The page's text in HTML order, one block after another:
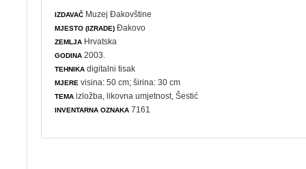
IZDAVAČ Muzej Đakovštine
MJESTO (IZRADE) Đakovo
ZEMLJA Hrvatska
GODINA 2003.
TEHNIKA digitalni tisak
MJERE visina: 50 cm; širina: 30 cm
TEMA izložba ,likovna umjetnost , Šestić
INVENTARNA OZNAKA 7161